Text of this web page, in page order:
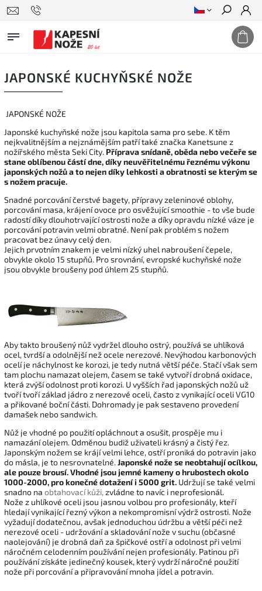
Hledat
JAPONSKÉ KUCHYŇSKÉ NOŽE
JAPONSKÉ NOŽE
Japonské kuchyňské nože jsou kapitola sama pro sebe. K těm
nejkvalitnějším a nejznámějším patří také značka Kanetsune z
nožířského města Seki City. Příprava snídaně, oběda nebo večeře se
stane oblíbenou částí dne, díky neuvěřitelnému řeznému výkonu
japonských nožů a to nejen díky lehkosti a obratnosti se kterým se
s nožem pracuje.
Snadné porcování čerstvé bagety, přípravy zeleninové oblohy,
porcování masa, krájení ovoce pro osvěžující smoothie - to vše bude
radostí díky dlouhotrvající ostrosti nože a díky opravdu nízké váze je
porcování potravin velmi obratné. Není pak problém s nožem
pracovat bez únavy celý den.
Jejich prvotním znakem je velmi nízký uhel nabroušení čepele,
obvykle okolo 15 stupňů. Pro srovnání, evropské kuchyňské nože
jsou obvykle broušeny pod úhlem 25 stupňů.
Aby takto broušený nůž vydržel dlouho ostrý, používá se uhlíková
ocel, tvrdší a odolnější než ocele nerezové. Nevýhodou karbonových
ocelí je náchylnost ke korozi, je tedy nutná větší péče. Stačí však sem
tam plochu namazat olejem, časem se také vytvoří drobná oxidace,
která zvýší odolnost proti korozi. U vyšších řad japonských nožů už
tvoří tvoří základ jádro z nerezové oceli, často z vynikající oceli VG10
a přikované boční části. Dohromady je pak sestaveno provedení
damašek nebo sandwich.
Nůž je vhodné po použití opláchnout a osušit, prospěje mu i
namazání olejem. Odměnou budiž uživateli krásný a čistý řez.
Japonským nožem se krájí velmi lehce, ostří proniká do potravin jako
do másla, je to nesrovnatelné.Japonské nože se neobtahují ocílkou,
ale pouze brousí.Vhodné jsou jemné kameny o hrubostech okolo
1000-2000, pro konečné dotažení i 5000 grit. Udržují se také velmi
snadno na obtahovací kůži, zvládne to navíc i neprofesionál.
Nože z uhlíkové oceli jsou jasnou volbou pro profesionály, kteří
hledají vynikající řezný výkon a nekompromisní výdrž ostrosti. Nože
vyžadují dodatečnou, avšak jednoduchou údržbu a větší péči než
nerezové oceli - udržování a skladování nože v suchu (občasné
naolejování) je drobná daň za špičkové ostří a odolnost při velmi
náročném celodenním používání nejen profesionály. Patinou při
používání získáte jedinečný kousek, který vydrží náročné použití
nože při porcování a připravování mnoha jídel a potravin.